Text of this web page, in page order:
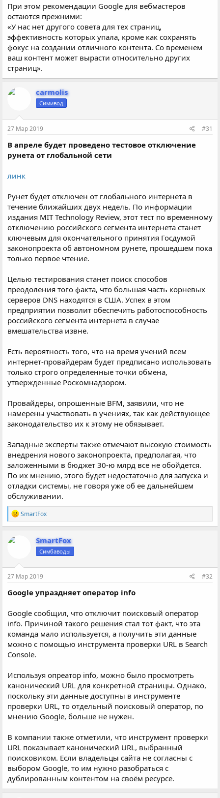
При этом рекомендации Google для вебмастеров
остаются прежними:
«У нас нет другого совета для тех страниц,
эффективность которых упала, кроме как сохранять
фокус на создании отличного контента. Со временем
ваш контент может вырасти относительно других
страниц».
carmolis
Симивод
27 Мар 2019 #31
В апреле будет проведено тестовое отключение
рунета от глобальной сети
линк
Рунет будет отключен от глобального интернета в
течение ближайших двух недель. По информации
издания MIT Technology Review, этот тест по временному
отключению российского сегмента интернета станет
ключевым для окончательного принятия Госдумой
законопроекта об автономном рунете, прошедшем пока
только первое чтение.
Целью тестирования станет поиск способов
преодоления того факта, что большая часть корневых
серверов DNS находятся в США. Успех в этом
предприятии позволит обеспечить работоспособность
российского сегмента интернета в случае
вмешательства извне.
Есть вероятность того, что на время учений всем
интернет-провайдерам будет предписано использовать
только строго определенные точки обмена,
утвержденные Роскомнадзором.
Провайдеры, опрошенные BFM, заявили, что не
намерены участвовать в учениях, так как действующее
законодательство их к этому не обязывает.
Западные эксперты также отмечают высокую стоимость
внедрения нового законопроекта, предполагая, что
заложенными в бюджет 30-ю млрд все не обойдется.
По их мнению, этого будет недостаточно для запуска и
отладки системы, не говоря уже об ее дальнейшем
обслуживании.
Р
е
а
:
SmartFox
SmartFox
Симбаводы
27 Мар 2019 #32
Google упраздняет оператор info
Google сообщил, что отключит поисковый оператор
info. Причиной такого решения стал тот факт, что эта
команда мало используется, а получить эти данные
можно с помощью инструмента проверки URL в Search
Console.
Используя опреатор info, можно было просмотреть
канонический URL для конкретной страницы. Однако,
поскольку эти данные доступны в инструменте
проверки URL, то отдельный поисковый оператор, по
мнению Google, больше не нужен.
В компании также отметили, что инструмент проверки
URL показывает канонический URL, выбранный
поисковиком. Если владельцы сайта не согласны с
выбором Google, то им нужно разобраться с
дублированным контентом на своём ресурсе.